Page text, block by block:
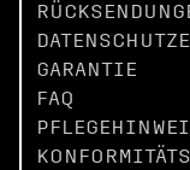
GARANTIE
FAQ